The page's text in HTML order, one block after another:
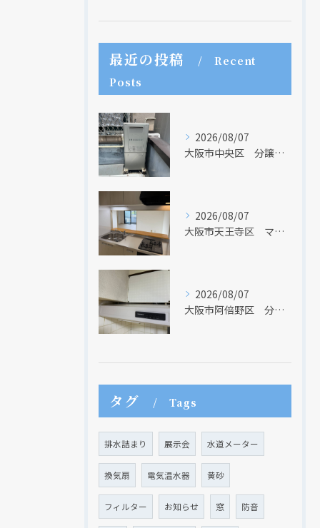
最近の投稿
Recent
Posts
2026/08/07
大阪市中央区 分譲マンションの給湯器取替リフォーム工事 UV除菌機能搭載給湯器
2026/08/07
大阪市天王寺区 マンションのキッチン取替及び内装リフォーム工事 クリナップ
2026/08/07
大阪市阿倍野区 分譲マンションのレンジフード取替リフォーム工事 タカラスタンダード
タグ Tags
排水詰まり 展示会 水道メーター
換気扇 電気温水器 黄砂
フィルター お知らせ 窓 防音